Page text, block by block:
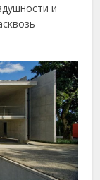
и